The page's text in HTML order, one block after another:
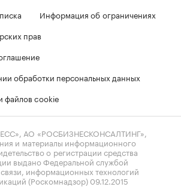
Информация об ограничениях
прав
обработки персональных данных
файлов cookie
АО «РОСБИЗНЕСКОНСАЛТИНГ»,
и материалы информационного
о регистрации средства
выдано Федеральной службой
информационных технологий
(Роскомнадзор) 09.12.2015